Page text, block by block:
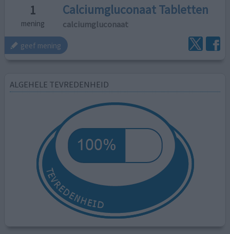
1
mening
Calciumgluconaat Tabletten
calciumgluconaat
geef mening
ALGEHELE TEVREDENHEID